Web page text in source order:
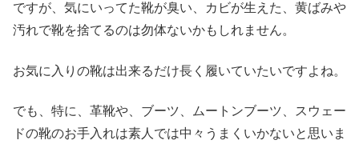
ですが、気にいってた靴が臭い、カビが生えた、黄ばみや
汚れで靴を捨てるのは勿体ないかもしれません。
お気に入りの靴は出来るだけ長く履いていたいですよね。
でも、特に、革靴や、ブーツ、ムートンブーツ、スウェー
ドの靴のお手入れは素人では中々うまくいかないと思いま